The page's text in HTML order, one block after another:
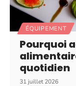
ÉQUIPEMENT
Pourquoi
quotidien
31 juillet 2026